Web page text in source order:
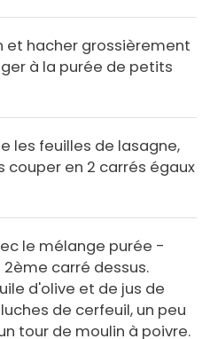
et hacher grossièrement
à la purée de petits
les feuilles de lasagne,
couper en 2 carrés égaux
le mélange purée -
carré dessus.
d'olive et de jus de
de cerfeuil, un peu
tour de moulin à poivre.